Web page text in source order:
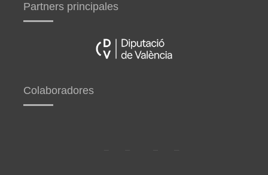
Partners principales
Colaboradores